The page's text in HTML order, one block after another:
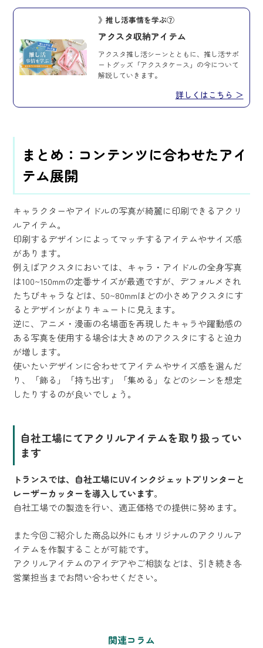
》推し活事情を学ぶ⑦
アクスタ収納アイテム
アクスタ推し活シーンとともに、推し活サポ
ートグッズ「アクスタケース」の今について
解説していきます。
詳しくはこちら ＞
まとめ：コンテンツに合わせたアイ
テム展開
キャラクターやアイドルの写真が綺麗に印刷できるアクリ
ルアイテム。
印刷するデザインによってマッチするアイテムやサイズ感
があります。
例えばアクスタにおいては、キャラ・アイドルの全身写真
は100~150mmの定番サイズが最適ですが、デフォルメされ
たちびキャラなどは、50~80mmほどの小さめアクスタにす
るとデザインがよりキュートに見えます。
逆に、アニメ・漫画の名場面を再現したキャラや躍動感の
ある写真を使用する場合は大きめのアクスタにすると迫力
が増します。
使いたいデザインに合わせてアイテムやサイズ感を選んだ
り、「飾る」「持ち出す」「集める」などのシーンを想定
したりするのが良いでしょう。
自社工場にてアクリルアイテムを取り扱ってい
ます
トランスでは、自社工場にUVインクジェットプリンターと
レーザーカッターを導入しています。
自社工場での製造を行い、適正価格での提供に努めます。
また今回ご紹介した商品以外にもオリジナルのアクリルア
イテムを作製することが可能です。
アクリルアイテムのアイデアやご相談などは、引き続き各
営業担当までお問い合わせください。
関連コラム